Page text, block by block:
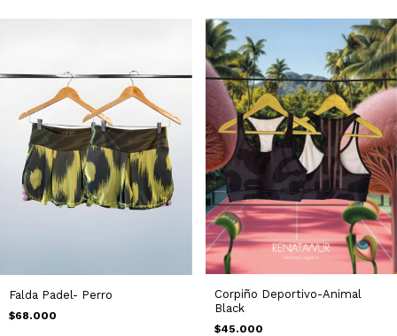
Falda Padel- Perro
$68.000
Corpiño Deportivo-Animal
Black
$45.000